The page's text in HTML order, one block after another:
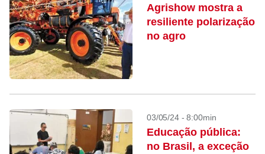
Agrishow mostra a
resiliente polarização
no agro
03/05/24 - 8:00min
Educação pública:
no Brasil, a exceção